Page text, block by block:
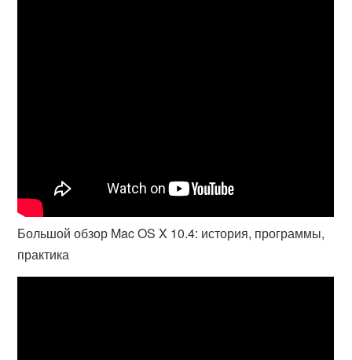
Большой обзор Mac OS X 10.4: история, программы,
практика